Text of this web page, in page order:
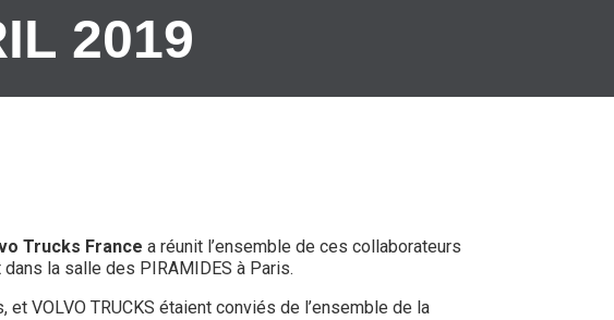
2019
Trucks Francea réunit l’ensemble de ces collaborateurs
la salle des PIRAMIDES à Paris.
et VOLVO TRUCKS étaient conviés de l’ensemble de la